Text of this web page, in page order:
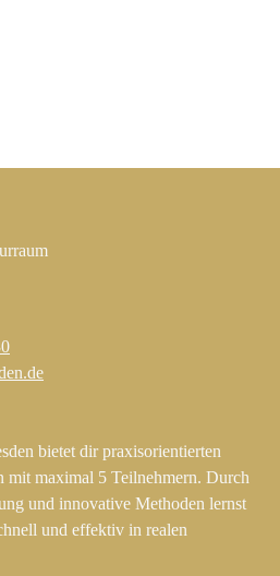
bietet dir praxisorientierten
maximal 5 Teilnehmern. Durch
und innovative Methoden lernst
und effektiv in realen